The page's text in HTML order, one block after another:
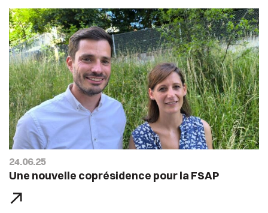
24.06.25
Une nouvelle coprésidence pour la FSAP